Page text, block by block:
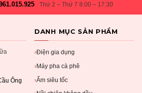
Thứ 2 – Thứ 7 8:00 – 17:30
Ông
DANH MỤC SẢN PHẨM
›Điện gia dụng
›Máy pha cà phê
›Ấm siêu tốc